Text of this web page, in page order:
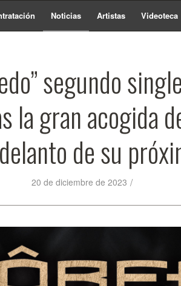
Noticias Artistas Videoteca
segundo
la gran acogida
de su
20 de diciembre de 2023 /